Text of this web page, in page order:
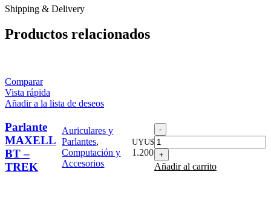
Shipping & Delivery
Productos relacionados
Comparar
Vista rápida
Añadir a la lista de deseos
Parlante
MAXELL
BT –
TREK
Auriculares y
Parlantes,
Computación y
Accesorios
UYU$
1.200
Parlante
MAXELL
BT
-
TREK
Añadir al carrito